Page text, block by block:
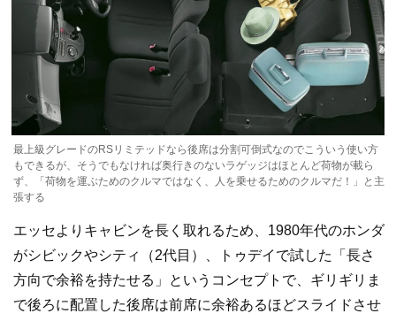
最上級グレードのRSリミテッドなら後席は分割可倒式なのでこういう使い方
もできるが、そうでもなければ奥行きのないラゲッジはほとんど荷物が載ら
ず、「荷物を運ぶためのクルマではなく、人を乗せるためのクルマだ！」と主
張する
エッセよりキャビンを長く取れるため、1980年代のホンダ
がシビックやシティ（2代目）、トゥデイで試した「長さ
方向で余裕を持たせる」というコンセプトで、ギリギリま
で後ろに配置した後席は前席に余裕あるほどスライドさせ